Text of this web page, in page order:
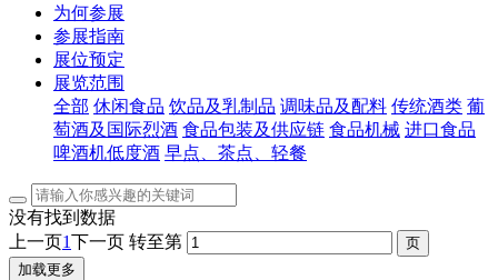
为何参展
参展指南
展位预定
展览范围
全部 休闲食品 饮品及乳制品 调味品及配料 传统酒类 葡
萄酒及国际烈酒 食品包装及供应链 食品机械 进口食品
啤酒机低度酒 早点、茶点、轻餐
没有找到数据
上一页1下一页 转至第
加载更多